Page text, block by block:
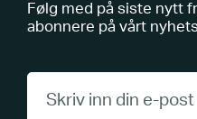
Følg med på siste nytt
abonnere på vårt